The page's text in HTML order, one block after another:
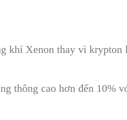
khí Xenon thay vì
thông cao hơn đến 10%